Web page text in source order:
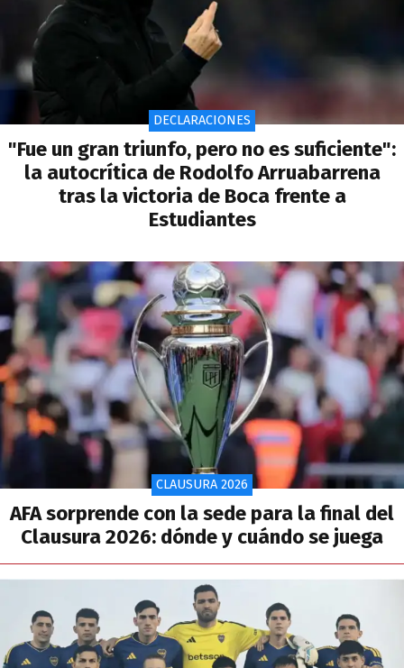
DECLARACIONES
"Fue un gran triunfo, pero no es suficiente":
la autocrítica de Rodolfo Arruabarrena
tras la victoria de Boca frente a
Estudiantes
CLAUSURA 2026
AFA sorprende con la sede para la final del
Clausura 2026: dónde y cuándo se juega